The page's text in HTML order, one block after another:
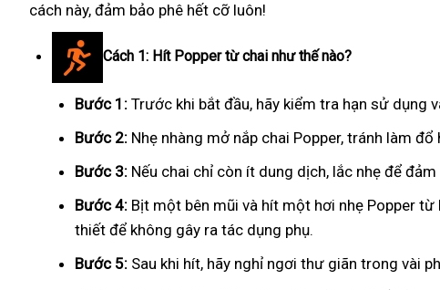
cách này, đảm bảo phê hết cỡ luôn!
Cách 1: Hít Popper từ chai như thế nào?
Bước 1: Trước khi bắt đầu, hãy kiểm tra hạn sử dụng
Bước 2: Nhẹ nhàng mở nắp chai Popper, tránh làm
Bước 3: Nếu chai chỉ còn ít dung dịch, lắc nhẹ để
Bước 4: Bịt một bên mũi và hít một hơi nhẹ Popper
thiết để không gây ra tác dụng phụ.
Bước 5: Sau khi hít, hãy nghỉ ngơi thư giãn trong vài